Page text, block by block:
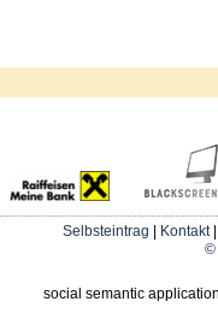
Selbsteintrag Kontakt
©
social semantic